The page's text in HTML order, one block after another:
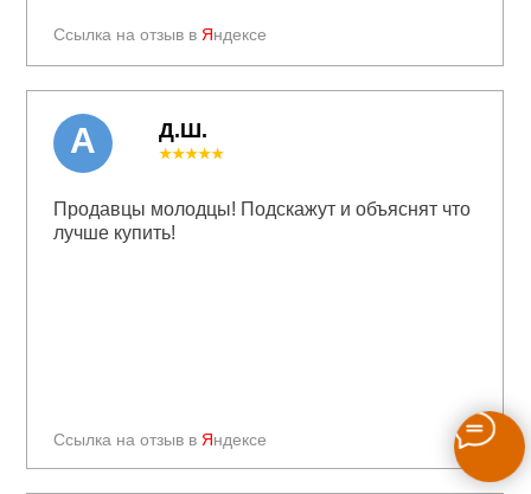
Ссылка на отзыв в Яндексе
Д.Ш.
Ссылка на отзыв в Яндексе
★★★★★
Продавцы молодцы! Подскажут и объяснят что
лучше купить!
А